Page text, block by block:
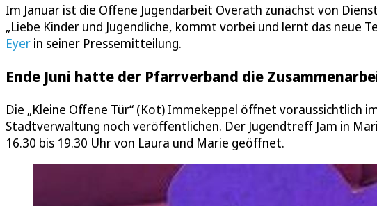
Im Januar ist die Offene Jugendarbeit Overath zunächst von
„Liebe Kinder und Jugendliche, kommt vorbei und lernt das neue
Eyer in seiner Pressemitteilung.
Ende Juni hatte der Pfarrverband die
Die „Kleine Offene Tür“ (Kot) Immekeppel öffnet voraussichtlich
Stadtverwaltung noch veröffentlichen. Der Jugendtreff Jam in
16.30 bis 19.30 Uhr von Laura und Marie geöffnet.